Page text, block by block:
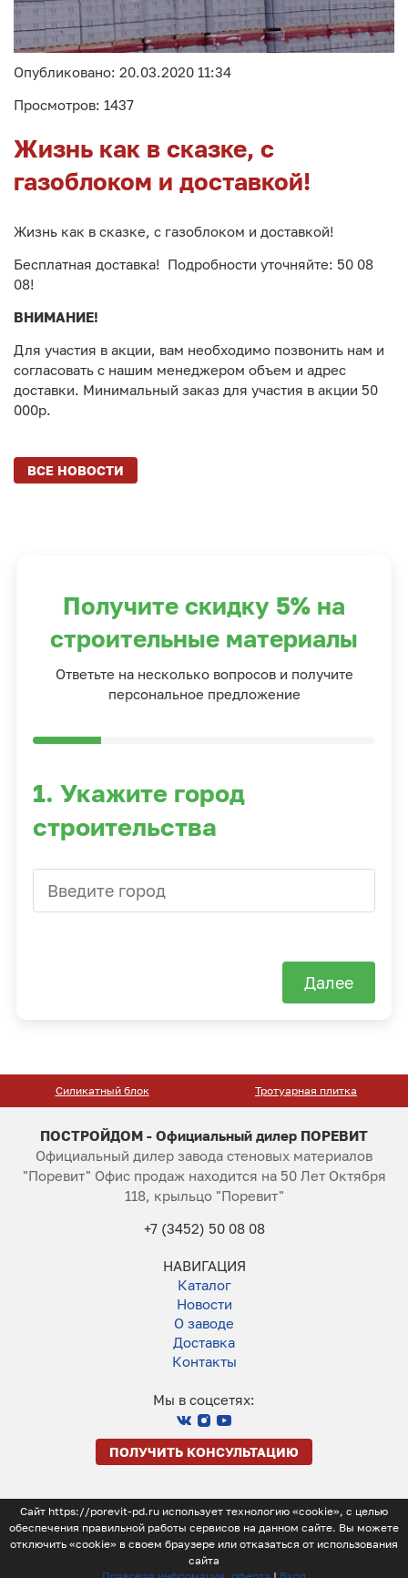
Опубликовано: 20.03.2020 11:34
Просмотров: 1437
Жизнь как в сказке, с
газоблоком и доставкой!
Жизнь как в сказке, с газоблоком и доставкой!
Бесплатная доставка! Подробности уточняйте: 50 08
08!
ВНИМАНИЕ!
Для участия в акции, вам необходимо позвонить нам и
согласовать с нашим менеджером объем и адрес
доставки. Минимальный заказ для участия в акции 50
000р.
ВСЕ НОВОСТИ
Получите скидку 5% на
строительные материалы
Ответьте на несколько вопросов и получите
персональное предложение
1. Укажите город
строительства
Далее
Силикатный блок Тротуарная плитка
ПОСТРОЙДОМ - Официальный дилер ПОРЕВИТ
Официальный дилер завода стеновых материалов
"Поревит" Офис продаж находится на 50 Лет Октября
118, крыльцо "Поревит"
+7 (3452) 50 08 08
НАВИГАЦИЯ
Каталог
Новости
О заводе
Доставка
Контакты
Мы в соцсетях:
ПОЛУЧИТЬ КОНСУЛЬТАЦИЮ
Сайт https://porevit-pd.ru использует технологию «cookie», с целью
обеспечения правильной работы сервисов на данном сайте. Вы можете
отключить «cookie» в своем браузере или отказаться от использования
сайта